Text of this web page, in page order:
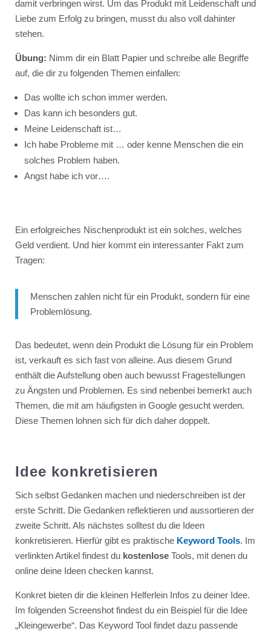
damit verbringen wirst. Um das Produkt mit Leidenschaft und
Liebe zum Erfolg zu bringen, musst du also voll dahinter
stehen.
Übung: Nimm dir ein Blatt Papier und schreibe alle Begriffe
auf, die dir zu folgenden Themen einfallen:
Das wollte ich schon immer werden.
Das kann ich besonders gut.
Meine Leidenschaft ist…
Ich habe Probleme mit … oder kenne Menschen die ein
solches Problem haben.
Angst habe ich vor….
Ein erfolgreiches Nischenprodukt ist ein solches, welches
Geld verdient. Und hier kommt ein interessanter Fakt zum
Tragen:
Menschen zahlen nicht für ein Produkt, sondern für eine
Problemlösung.
Das bedeutet, wenn dein Produkt die Lösung für ein Problem
ist, verkauft es sich fast von alleine. Aus diesem Grund
enthält die Aufstellung oben auch bewusst Fragestellungen
zu Ängsten und Problemen. Es sind nebenbei bemerkt auch
Themen, die mit am häufigsten in Google gesucht werden.
Diese Themen lohnen sich für dich daher doppelt.
Idee konkretisieren
Sich selbst Gedanken machen und niederschreiben ist der
erste Schritt. Die Gedanken reflektieren und aussortieren der
zweite Schritt. Als nächstes solltest du die Ideen
konkretisieren. Hierfür gibt es praktische Keyword Tools. Im
verlinkten Artikel findest du kostenloseTools, mit denen du
online deine Ideen checken kannst.
Konkret bieten dir die kleinen Helferlein Infos zu deiner Idee.
Im folgenden Screenshot findest du ein Beispiel für die Idee
„Kleingewerbe“. Das Keyword Tool findet dazu passende